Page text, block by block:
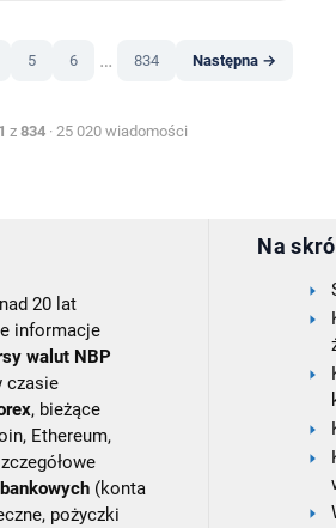
5 6 … 834 Następna →
1 z 834· 25 020 wiadomości
20 lat
informacje
walut NBP
czasie
, bieżące
Ethereum,
(konta
pożyczki
Na